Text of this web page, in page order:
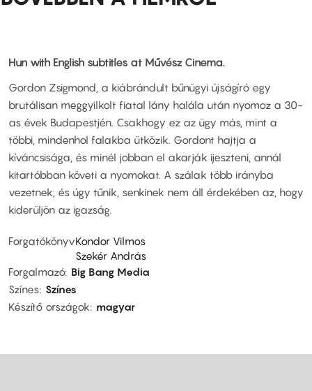
Hun with English subtitles at Művész Cinema.
Gordon Zsigmond, a kiábrándult bűnügyi újságíró egy
brutálisan meggyilkolt fiatal lány halála után nyomoz a 30-
as évek Budapestjén. Csakhogy ez az ügy más, mint a
többi, mindenhol falakba ütközik. Gordont hajtja a
kíváncsisága, és minél jobban el akarják ijeszteni, annál
kitartóbban követi a nyomokat. A szálak több irányba
vezetnek, és úgy tűnik, senkinek nem áll érdekében az, hogy
kiderüljön az igazság.
ForgatókönyvKondor Vilmos
Szekér András
Forgalmazó Big Bang Media
Színes Színes
Készítő országok
magyar